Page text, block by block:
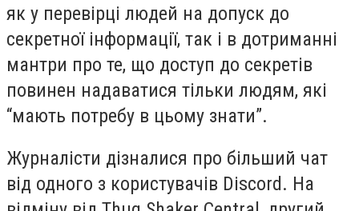
як у перевірці людей на допуск до
секретної інформації, так і в дотриманні
мантри про те, що доступ до секретів
повинен надаватися тільки людям, які
“мають потребу в цьому знати”.
Журналісти дізналися про більший чат
від одного з користувачів Discord. На